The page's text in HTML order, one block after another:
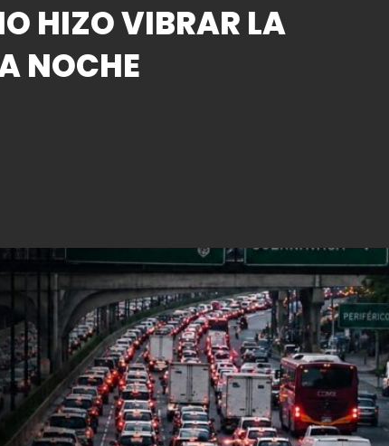
HIZO VIBRAR LA
NOCHE